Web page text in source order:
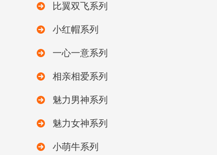
比翼双飞系列
小红帽系列
一心一意系列
相亲相爱系列
魅力男神系列
魅力女神系列
小萌牛系列